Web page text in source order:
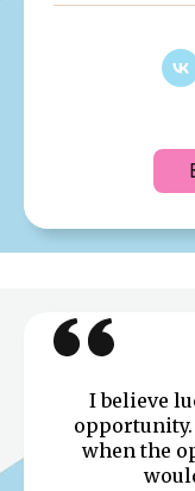
I believe
opportunity.
when the